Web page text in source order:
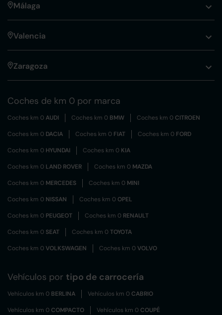
Málaga
Valencia
Zaragoza
Coches de km 0 por marca
Coches km 0AUDI Coches km 0 BMW Coches km 0CITROEN
Coches km 0 DACIA Coches km 0 FIAT Coches km 0 FORD
Coches km 0 HYUNDAI Coches km 0 KIA
Coches km 0 LAND ROVER Coches km 0 MAZDA
Coches km 0 MERCEDES Coches km 0 MINI
Coches km 0 NISSAN Coches km 0OPEL
Coches km 0 PEUGEOT Coches km 0 RENAULT
Coches km 0 SEAT Coches km 0TOYOTA
Coches km 0VOLKSWAGEN Coches km 0VOLVO
Vehículos por tipo de carrocería
Vehículos km 0 BERLINA Vehículos km 0CABRIO
Vehículos km 0COMPACTO Vehículos km 0COUPÉ